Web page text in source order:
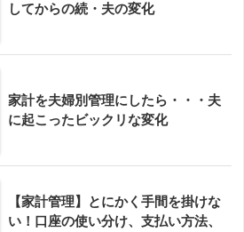
してからの続・夫の変化
家計を夫婦別管理にしたら・・・夫
に起こったビックリな変化
【家計管理】とにかく手間を掛けな
い！口座の使い分け、支払い方法、